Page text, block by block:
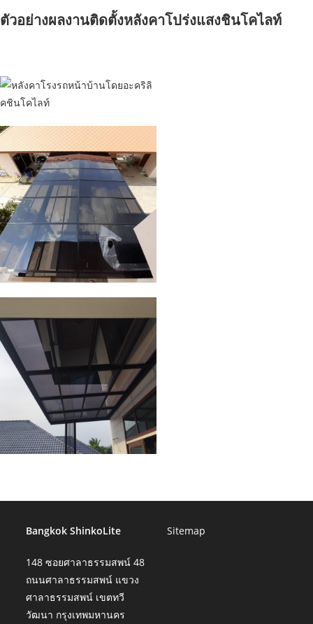
ตัวอย่างผลงานติดตั้งหลังคาโปร่งแสงชินโคไลท์
Bangkok ShinkoLite
148 ซอยศาลาธรรมสพน์ 48
ถนนศาลาธรรมสพน์ แขวง
ศาลาธรรมสพน์ เขตทวี
วัฒนา กรุงเทพมหานคร
Sitemap